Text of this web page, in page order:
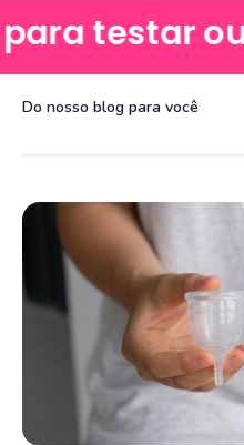
testar ou
Do nosso blog para você